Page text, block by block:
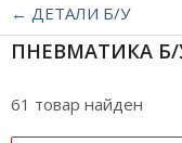
← ДЕТАЛИ Б/У
ПНЕВМАТИКА Б/
61 товар найден